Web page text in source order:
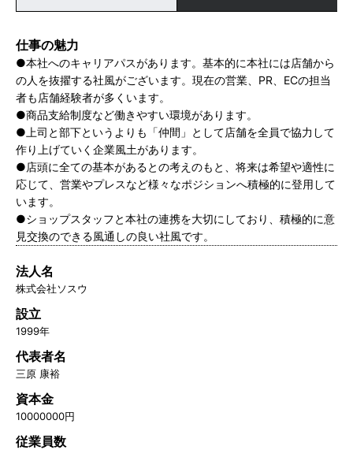
仕事の魅力
●本社へのキャリアパスがあります。基本的に本社には店舗から
の人を抜擢する社風がございます。現在の営業、PR、ECの担当
者も店舗経験者が多くいます。
●商品支給制度など働きやすい環境があります。
●上司と部下というよりも「仲間」として店舗を全員で協力して
作り上げていく企業風土があります。
●店頭に全ての基本があるとの考えのもと、将来は希望や適性に
応じて、営業やプレスなど様々なポジションへ積極的に登用して
います。
●ショップスタッフと本社の連携を大切にしており、積極的に意
見交換のできる風通しの良い社風です。
法人名
株式会社ソスウ
設立
1999年
代表者名
三原 康裕
資本金
10000000円
従業員数